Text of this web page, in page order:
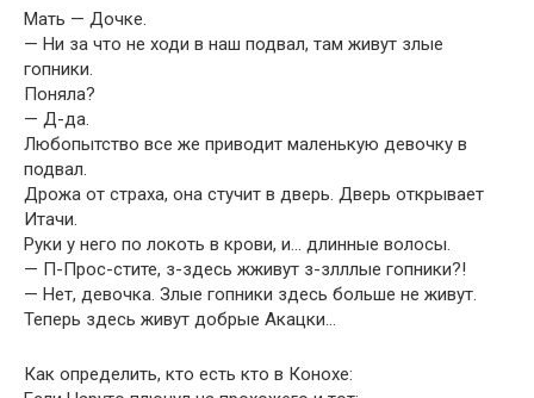
Мать — Дочке.
— Ни за что не ходи в наш подвал, там живут злые
гопники.
Поняла?
— Д-да.
Любопытство все же приводит маленькую девочку в
подвал.
Дрожа от страха, она стучит в дверь. Дверь открывает
Итачи.
Руки у него по локоть в крови, и… длинные волосы.
— П-Прос-стите, з-здесь жживут з-злллые гопники?!
— Нет, девочка. Злые гопники здесь больше не живут.
Теперь здесь живут добрые Акацки…
Как определить, кто есть кто в Конохе: